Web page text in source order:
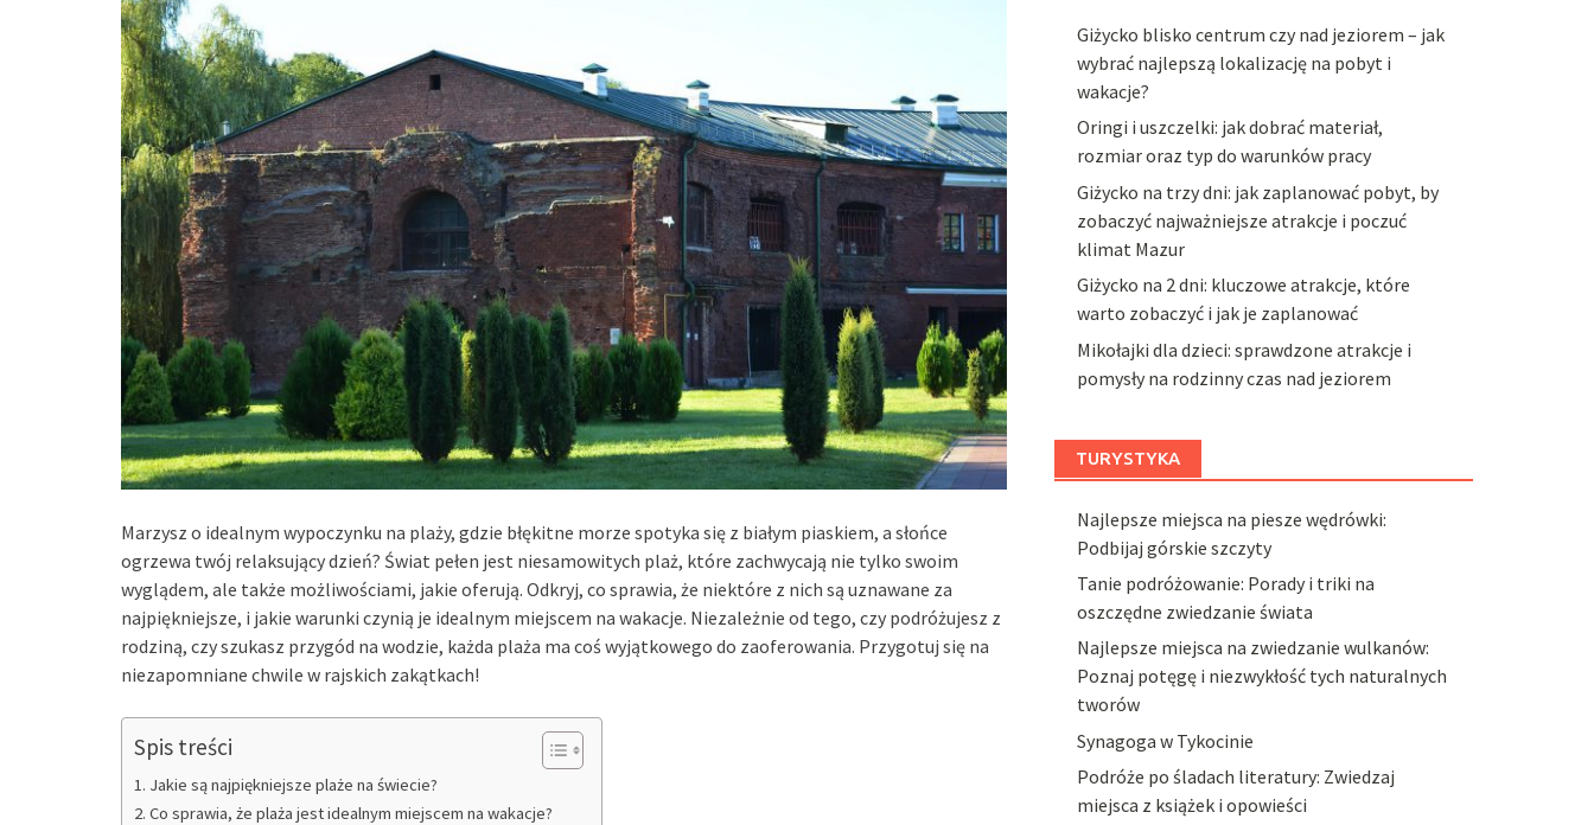
Marzysz o idealnym wypoczynku na plaży, gdzie błękitne morze spotyka się z białym piaskiem, a słońce
ogrzewa twój relaksujący dzień? Świat pełen jest niesamowitych plaż, które zachwycają nie tylko swoim
wyglądem, ale także możliwościami, jakie oferują. Odkryj, co sprawia, że niektóre z nich są uznawane za
najpiękniejsze, i jakie warunki czynią je idealnym miejscem na wakacje. Niezależnie od tego, czy podróżujesz z
rodziną, czy szukasz przygód na wodzie, każda plaża ma coś wyjątkowego do zaoferowania. Przygotuj się na
niezapomniane chwile w rajskich zakątkach!
Spis treści
Jakie są najpiękniejsze plaże na świecie?
Co sprawia, że plaża jest idealnym miejscem na wakacje?
Giżycko blisko centrum czy nad jeziorem – jak
wybrać najlepszą lokalizację na pobyt i
wakacje?
Oringi i uszczelki: jak dobrać materiał,
rozmiar oraz typ do warunków pracy
Giżycko na trzy dni: jak zaplanować pobyt, by
zobaczyć najważniejsze atrakcje i poczuć
klimat Mazur
Giżycko na 2 dni: kluczowe atrakcje, które
warto zobaczyć i jak je zaplanować
Mikołajki dla dzieci: sprawdzone atrakcje i
pomysły na rodzinny czas nad jeziorem
TURYSTYKA
Najlepsze miejsca na piesze wędrówki:
Podbijaj górskie szczyty
Tanie podróżowanie: Porady i triki na
oszczędne zwiedzanie świata
Najlepsze miejsca na zwiedzanie wulkanów:
Poznaj potęgę i niezwykłość tych naturalnych
tworów
Synagoga w Tykocinie
Podróże po śladach literatury: Zwiedzaj
miejsca z książek i opowieści